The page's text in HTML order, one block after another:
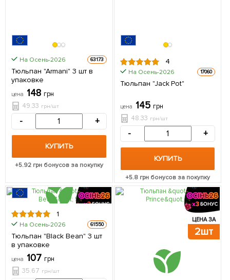
На Осень-2026 63173
Тюльпан "Armani" 3 шт в
упаковке
цена 148 грн
49.33 грн/шт
- +
КУПИТЬ
+5.92 грн бонусов за покупку
4
На Осень-2026 17060
Тюльпан "Jack Pot"
цена 145 грн
48.33 грн/шт
- +
КУПИТЬ
+5.8 грн бонусов за покупку
ЦЕНА ЗА
3шт
1
На Осень-2026 61550
Тюльпан "Black Bean" 3 шт
в упаковке
цена 107 грн
35.67 грн/шт
ЦЕНА ЗА
2шт